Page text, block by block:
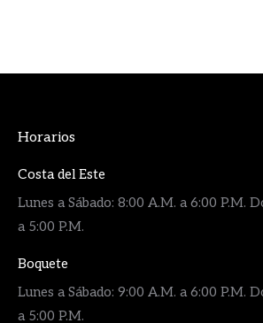
Horarios
Costa del Este
Lunes a Sábado: 8:00 A.M. a 6:00 P.M.
a 5:00 P.M.
Boquete
Lunes a Sábado: 9:00 A.M. a 6:00 P.M.
a 5:00 P.M.